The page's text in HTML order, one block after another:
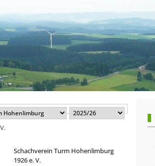
Schachverein Turm Hohenlimburg
1926 e. V.